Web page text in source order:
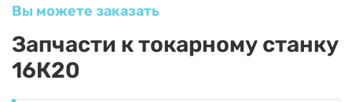
Вы можете заказать
Запчасти к токарному станку
16К20